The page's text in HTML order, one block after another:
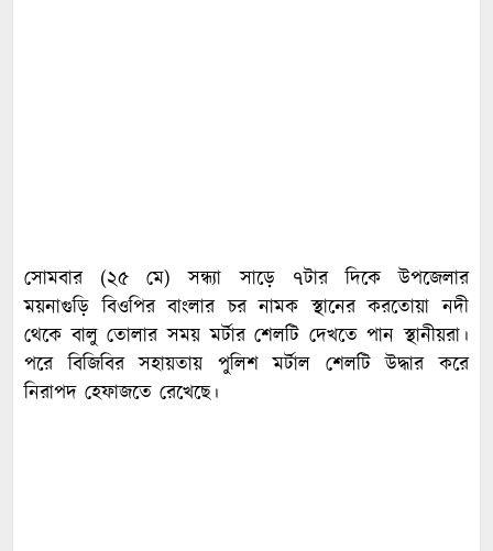
সোমবার (২৫ মে) সন্ধ্যা সাড়ে ৭টার দিকে উপজেলার
ময়নাগুড়ি বিওপির বাংলার চর নামক স্থানের করতোয়া নদী
থেকে বালু তোলার সময় মর্টার শেলটি দেখতে পান স্থানীয়রা।
পরে বিজিবির সহায়তায় পুলিশ মর্টাল শেলটি উদ্ধার করে
নিরাপদ হেফাজতে রেখেছে।